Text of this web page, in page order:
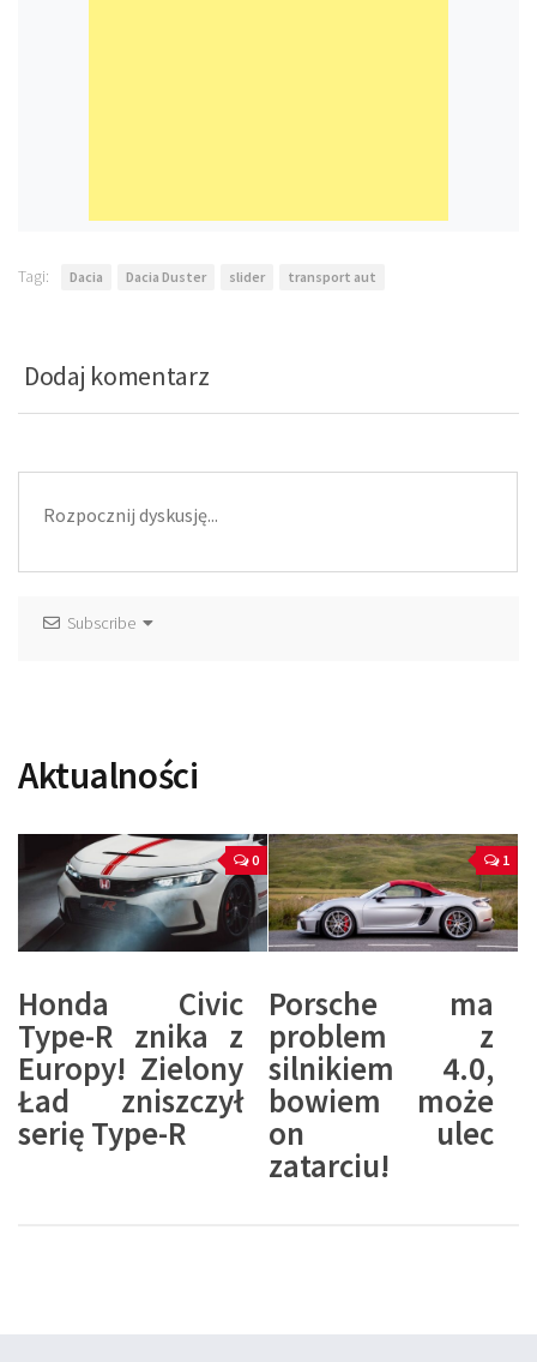
Tagi: Dacia Dacia Duster slider transport aut
Dodaj komentarz
Subscribe
Aktualności
0
Honda Civic
Type-R znika z
Europy! Zielony
Ład zniszczył
serię Type-R
1
Porsche ma
problem z
silnikiem 4.0,
bowiem może
on ulec
zatarciu!